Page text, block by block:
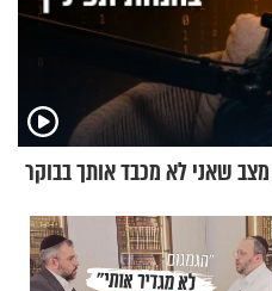
שאני לא מכבד אותך בבוקר